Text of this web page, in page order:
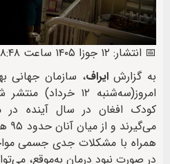
📅 انتشار: ۱۲ جوزا ۱۴۰۵ ساعت ۱۸:۴۸
به گزارشایراف، سازمان جهانی
امروز(سه‌شنبه ۱۲
کودک افغان در سال آینده در
همراه با مشکلات جدی جسمی
در صورت نبود درمان به‌موقع،